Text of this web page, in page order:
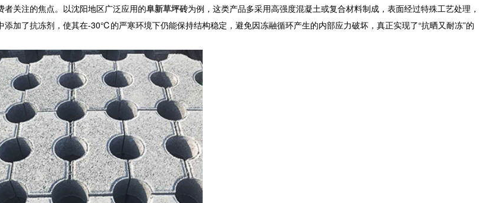
关注的焦点。以沈阳地区广泛应用的阜新草坪砖为例，这类产品多采用高强度混凝土或复合材料制成，表面经过特殊工艺处理，
加了抗冻剂，使其在-30℃的严寒环境下仍能保持结构稳定，避免因冻融循环产生的内部应力破坏，真正实现了“抗晒又耐冻”的